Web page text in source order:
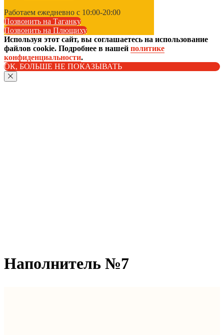
Работаем ежедневно с 10:00-20:00
Позвонить на Таганку
Позвонить на Плющиху
Используя этот сайт, вы соглашаетесь на использование
файлов cookie. Подробнее в нашей политике
конфиденциальности.
ОК, БОЛЬШЕ НЕ ПОКАЗЫВАТЬ
Наполнитель №7